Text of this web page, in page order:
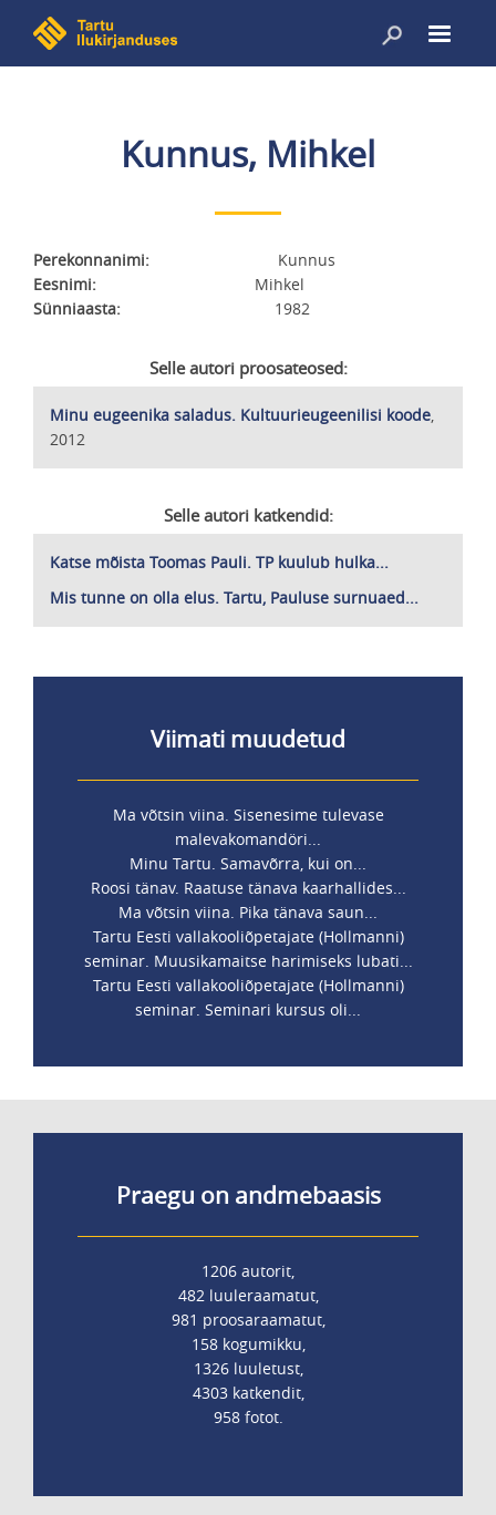
edasi
Kunnus, Mihkel
Perekonnanimi
Kunnus
Eesnimi
Mihkel
Sünniaasta
1982
Selle autori proosateosed:
Minu eugeenika saladus. Kultuurieugeenilisi koode,
2012
Selle autori katkendid:
Katse mõista Toomas Pauli. TP kuulub hulka...
Mis tunne on olla elus. Tartu, Pauluse surnuaed...
Viimati muudetud
Ma võtsin viina. Sisenesime tulevase
malevakomandöri...
Minu Tartu. Samavõrra, kui on...
Roosi tänav. Raatuse tänava kaarhallides...
Ma võtsin viina. Pika tänava saun...
Tartu Eesti vallakooliõpetajate (Hollmanni)
seminar. Muusikamaitse harimiseks lubati...
Tartu Eesti vallakooliõpetajate (Hollmanni)
seminar. Seminari kursus oli...
Praegu on andmebaasis
1206 autorit,
482 luuleraamatut,
981 proosaraamatut,
158 kogumikku,
1326 luuletust,
4303 katkendit,
958 fotot.